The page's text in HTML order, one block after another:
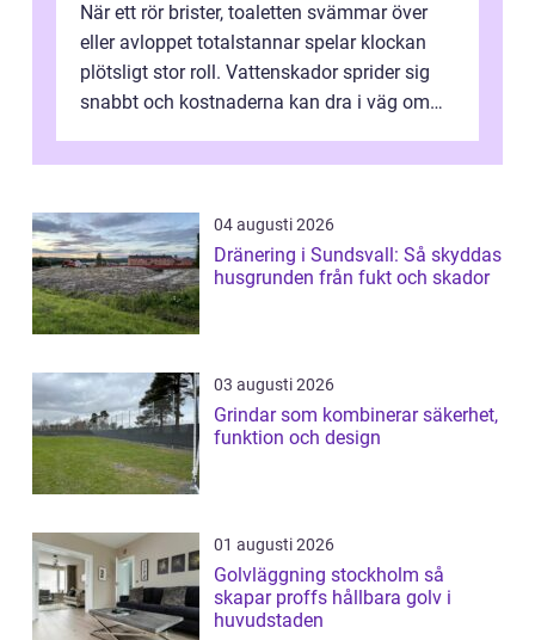
När ett rör brister, toaletten svämmar över
eller avloppet totalstannar spelar klockan
plötsligt stor roll. Vattenskador sprider sig
snabbt och kostnaderna kan dra i väg om
04 augusti 2026
Dränering i Sundsvall: Så skyddas
husgrunden från fukt och skador
03 augusti 2026
Grindar som kombinerar säkerhet,
funktion och design
01 augusti 2026
Golvläggning stockholm så
skapar proffs hållbara golv i
huvudstaden